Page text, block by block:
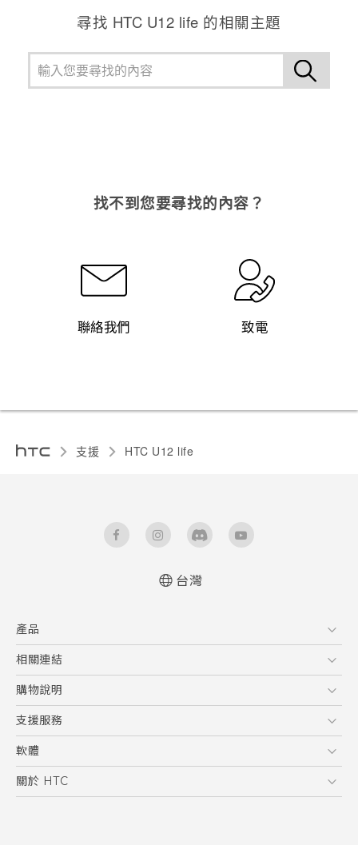
尋找 HTC U12 life 的相關主題
找不到您要尋找的內容？
聯絡我們 致電
支援 HTC U12 life‎
台灣
產品
5G
智慧型手機
配件
相關連結
HTC Research
購物說明
購物須知
訂單管理
付款方式
支援服務
到府收送維修服務
服務中心資訊
客戶服務佈告欄
軟體
應用程式
關於 HTC